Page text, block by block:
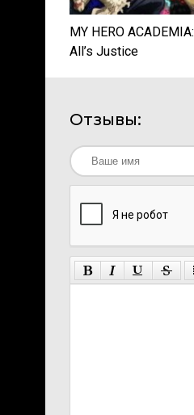
MY HERO ACADEMIA:
All’s Justice
Отзывы: